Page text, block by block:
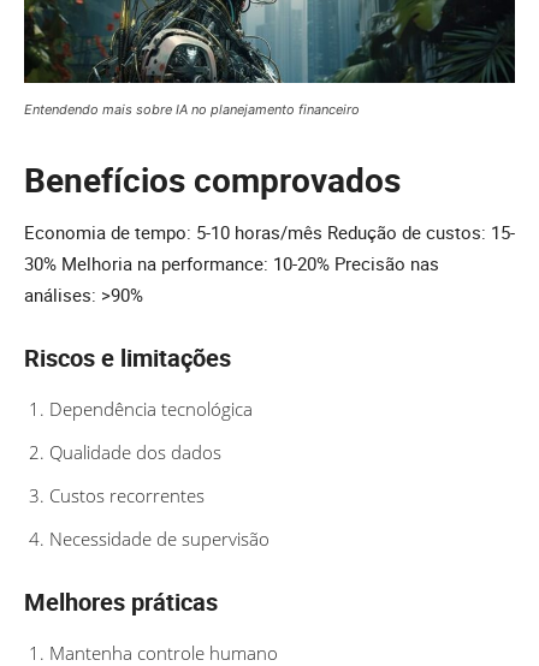
Entendendo mais sobre IA no planejamento financeiro
Benefícios comprovados
Economia de tempo: 5-10 horas/mês Redução de custos: 15-
30% Melhoria na performance: 10-20% Precisão nas
análises: >90%
Riscos e limitações
Dependência tecnológica
Qualidade dos dados
Custos recorrentes
Necessidade de supervisão
Melhores práticas
Mantenha controle humano